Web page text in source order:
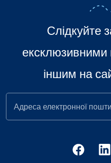
Слідкуйте
ексклюзивними
іншим на
Адреса електронної пошти